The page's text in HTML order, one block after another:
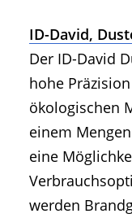
ID-David,
Der ID-David
hohe
ökologischen
einem
eine
werden